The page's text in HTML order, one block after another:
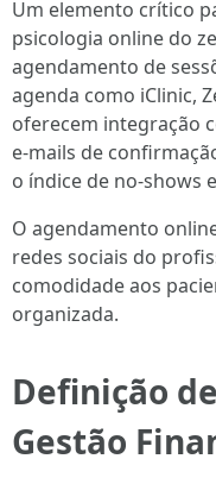
Um elemento crítico
psicologia online do
agendamento de
agenda como iClinic,
oferecem integração
e-mails de
o índice de no-shows
O agendamento
redes sociais do
comodidade aos
organizada.
Definição
Gestão